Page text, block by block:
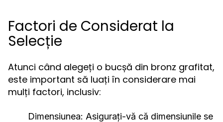
Factori de Considerat la
Selecție
Atunci când alegeți o bucșă din bronz grafitat,
este important să luați în considerare mai
mulți factori, inclusiv:
Dimensiunea: Asigurați-vă că dimensiunile se